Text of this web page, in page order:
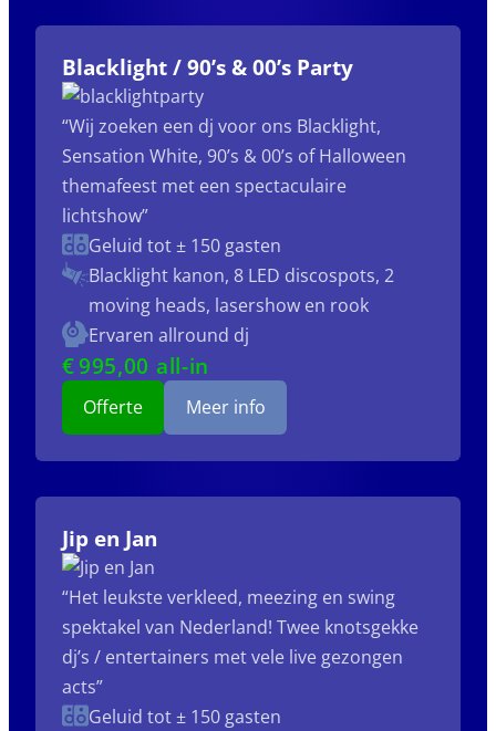
Blacklight / 90’s & 00’s Party
“Wij zoeken een dj voor ons Blacklight,
Sensation White, 90’s & 00’s of Halloween
themafeest met een spectaculaire
lichtshow”
Geluid tot ± 150 gasten
Blacklight kanon, 8 LED discospots, 2
moving heads, lasershow en rook
Ervaren allround dj
€995,00 all-in
Offerte Meer info
Jip en Jan
“Het leukste verkleed, meezing en swing
spektakel van Nederland! Twee knotsgekke
dj’s / entertainers met vele live gezongen
acts”
Geluid tot ± 150 gasten